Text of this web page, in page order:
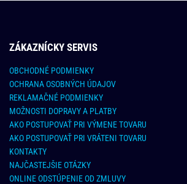
ZÁKAZNÍCKY SERVIS
OBCHODNÉ PODMIENKY
OCHRANA OSOBNÝCH ÚDAJOV
REKLAMAČNÉ PODMIENKY
MOŽNOSTI DOPRAVY A PLATBY
AKO POSTUPOVAŤ PRI VÝMENE TOVARU
AKO POSTUPOVAŤ PRI VRÁTENI TOVARU
KONTAKTY
NAJČASTEJŠIE OTÁZKY
ONLINE ODSTÚPENIE OD ZMLUVY